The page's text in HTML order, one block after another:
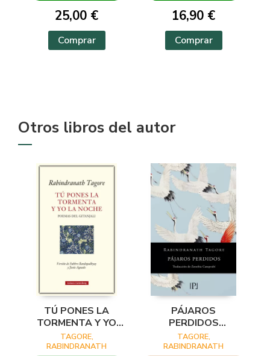
25,00 €
Comprar
16,90 €
Comprar
Otros libros del autor
TÚ PONES LA
TORMENTA Y YO
LA NOCHE
TAGORE,
RABINDRANATH
PÁJAROS
PERDIDOS
(SENTIMIENTOS)
TAGORE,
RABINDRANATH